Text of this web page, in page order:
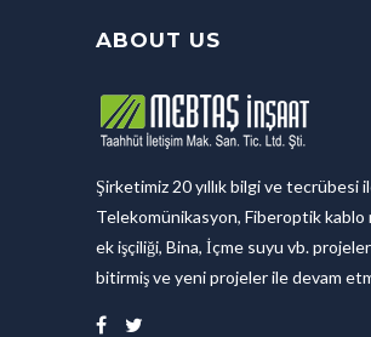
ABOUT US
Şirketimiz 20 yıllık bilgi ve tecrübesi
Telekomünikasyon, Fiberoptik kablo
ek işçiliği, Bina, İçme suyu vb.
bitirmiş ve yeni projeler ile devam